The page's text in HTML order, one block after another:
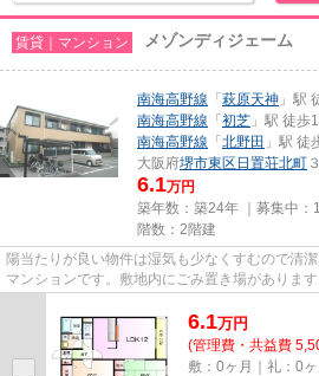
賃貸｜マンション メゾンディジェーム
南海高野線 「 萩原天神 」駅
南海高野線 「 初芝 」駅 徒歩
南海高野線 「 北野田 」駅 徒
大阪府堺市東区 日置荘北町
6.1万円
築年数：築24年 ｜募集中：
階数：2階建
陽当たりが良い物件は湿気も少なくすむので清
マンションです。敷地内にごみ置き場がありま
6.1万円
(管理費・共益費
敷：0ヶ月｜礼：0ヶ